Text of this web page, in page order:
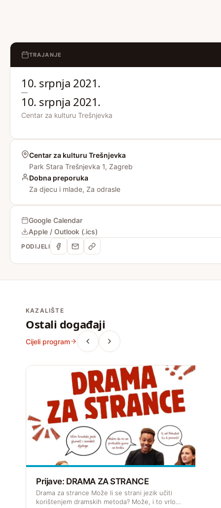
TRAJANJE
10. srpnja 2021.
—
10. srpnja 2021.
Centar za kulturu Trešnjevka
Centar za kulturu Trešnjevka
Park Stara Trešnjevka 1, Zagreb
Dobna preporuka
Za djecu i mlade, Za odrasle
Google Calendar
Apple / Outlook (.ics)
PODIJELI
KAZALIŠTE
Ostali događaji
Cijeli program
Prijave: DRAMA ZA STRANCE
Drama za strance Može li se strani jezik učiti
korištenjem dramskih metoda? Može, i to vrlo…